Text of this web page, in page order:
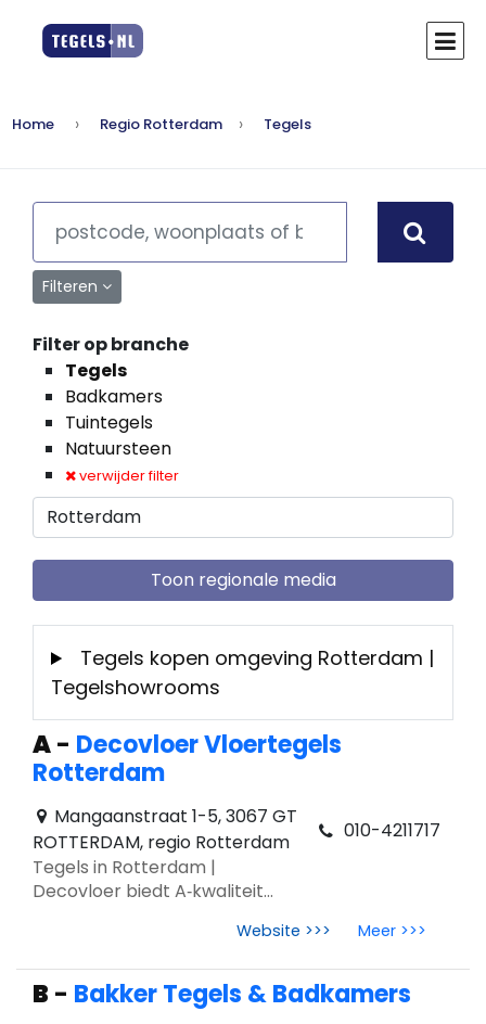
Home Regio Rotterdam Tegels
Filteren
Filter op branche
Tegels
Badkamers
Tuintegels
Natuursteen
verwijder filter
Toon regionale media
Tegels kopen omgeving Rotterdam |
Tegelshowrooms
A- Decovloer Vloertegels
Rotterdam
Mangaanstraat 1-5, 3067 GT
ROTTERDAM, regio Rotterdam
Tegels in Rotterdam |
Decovloer biedt A‑kwaliteit
Beton‑, hout‑ & marmerlooks
volgens Tegeltrends 2026.
010-4211717
Website >>> Meer >>>
B - Bakker Tegels & Badkamers